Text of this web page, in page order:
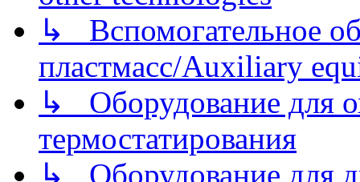
↳ Вспомогательное
пластмасс/Auxiliary
↳ Оборудование для
термостатирования
↳ Оборудование для